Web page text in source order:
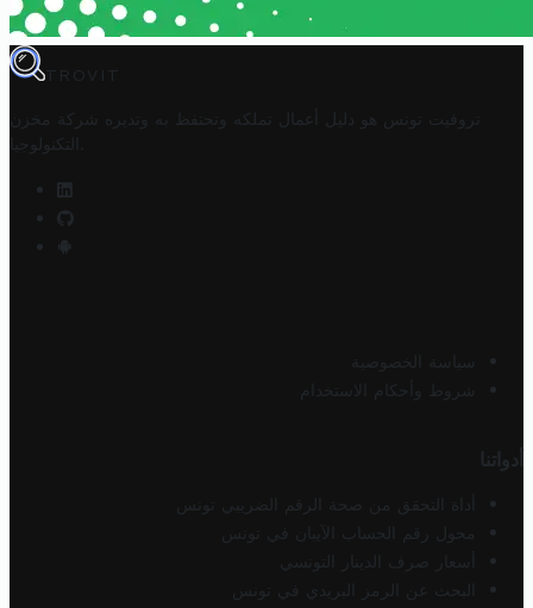
TROVIT
تروفيت تونس هو دليل أعمال تملكه وتحتفظ به وتديره
شركة مخزن
التكنولوجيا
سياسة الخصوصية
شروط وأحكام الاستخدام
أدواتنا
أداة التحقق من صحة الرقم الضريبي تونس
محول رقم الحساب الآيبان في تونس
أسعار صرف الدينار التونسي
البحث عن الرمز البريدي في تونس